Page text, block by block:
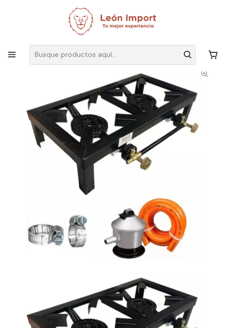
Envíos GRATIS
Terraza y Outdoor Camping Cocinillas
Cocina Cocinilla 2 Platos Manguera Y Abrazaderas Regulador